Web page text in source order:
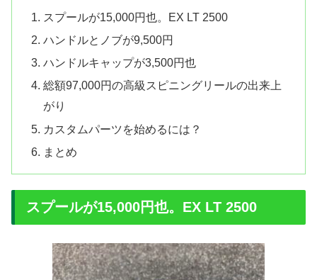
スプールが15,000円也。EX LT 2500
ハンドルとノブが9,500円
ハンドルキャップが3,500円也
総額97,000円の高級スピニングリールの出来上
がり
カスタムパーツを始めるには？
まとめ
スプールが15,000円也。EX LT 2500